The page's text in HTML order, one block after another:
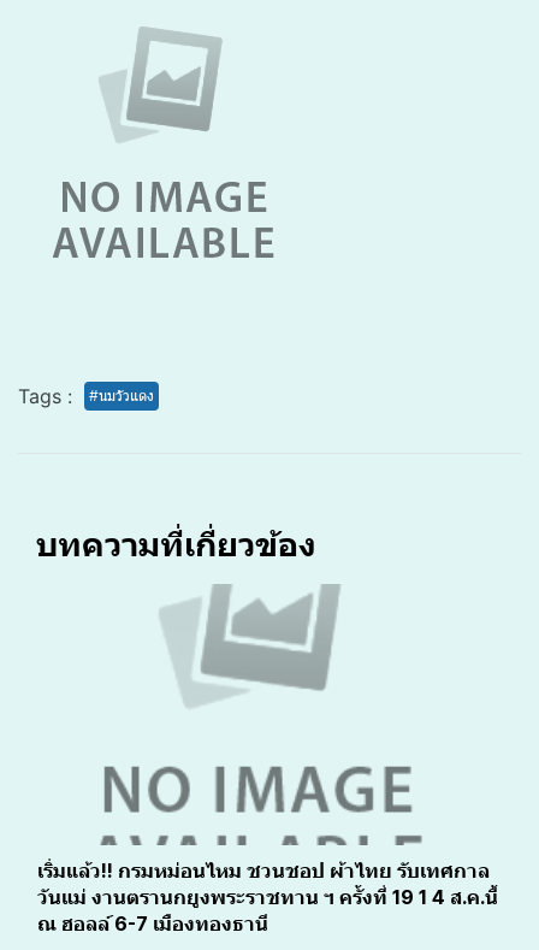
Tags : #นมวัวแดง
บทความที่เกี่ยวข้อง
เริ่มแล้ว!! กรมหม่อนไหม ชวนชอป ผ้าไทย รับเทศกาล
วันแม่ งานตรานกยูงพระราชทาน ฯ ครั้งที่ 19 1 4 ส.ค.นี้
ณ ฮอลล์ 6-7 เมืองทองธานี